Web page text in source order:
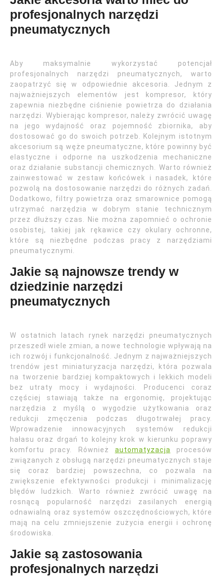
profesjonalnych narzędzi
pneumatycznych
Aby maksymalnie wykorzystać potencjał
profesjonalnych narzędzi pneumatycznych, warto
zaopatrzyć się w odpowiednie akcesoria. Jednym z
najważniejszych elementów jest kompresor, który
zapewnia niezbędne ciśnienie powietrza do działania
narzędzi. Wybierając kompresor, należy zwrócić uwagę
na jego wydajność oraz pojemność zbiornika, aby
dostosować go do swoich potrzeb. Kolejnym istotnym
akcesorium są węże pneumatyczne, które powinny być
elastyczne i odporne na uszkodzenia mechaniczne
oraz działanie substancji chemicznych. Warto również
zainwestować w zestaw końcówek i nasadek, które
pozwolą na dostosowanie narzędzi do różnych zadań.
Dodatkowo, filtry powietrza oraz smarownice pomogą
utrzymać narzędzia w dobrym stanie technicznym
przez dłuższy czas. Nie można zapomnieć o ochronie
osobistej, takiej jak rękawice czy okulary ochronne,
które są niezbędne podczas pracy z narzędziami
pneumatycznymi.
Jakie są najnowsze trendy w
dziedzinie narzędzi
pneumatycznych
W ostatnich latach rynek narzędzi pneumatycznych
przeszedł wiele zmian, a nowe technologie wpływają na
ich rozwój i funkcjonalność. Jednym z najważniejszych
trendów jest miniaturyzacja narzędzi, która pozwala
na tworzenie bardziej kompaktowych i lekkich modeli
bez utraty mocy i wydajności. Producenci coraz
częściej stawiają także na ergonomię, projektując
narzędzia z myślą o wygodzie użytkowania oraz
redukcji zmęczenia podczas długotrwałej pracy.
Wprowadzenie innowacyjnych systemów redukcji
hałasu oraz drgań to kolejny krok w kierunku poprawy
komfortu pracy. Również automatyzacja
procesów
związanych z obsługą narzędzi pneumatycznych staje
się coraz bardziej powszechna, co pozwala na
zwiększenie efektywności produkcji i minimalizację
błędów ludzkich. Warto również zwrócić uwagę na
rosnącą popularność narzędzi zasilanych energią
odnawialną oraz systemów oszczędnościowych, które
mają na celu zmniejszenie zużycia energii i ochronę
środowiska.
Jakie są zastosowania
profesjonalnych narzędzi